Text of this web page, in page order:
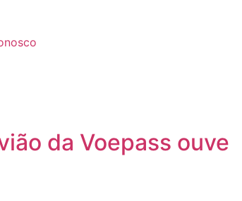
da Voepass ouve